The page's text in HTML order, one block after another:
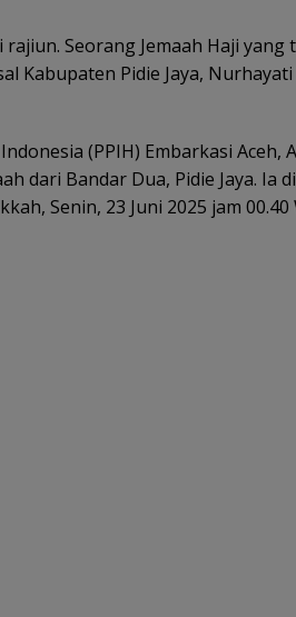
rajiun. Seorang Jemaah Haji
Kabupaten Pidie Jaya,
(PPIH) Embarkasi Aceh,
dari Bandar Dua, Pidie Jaya. Ia
Senin, 23 Juni 2025 jam